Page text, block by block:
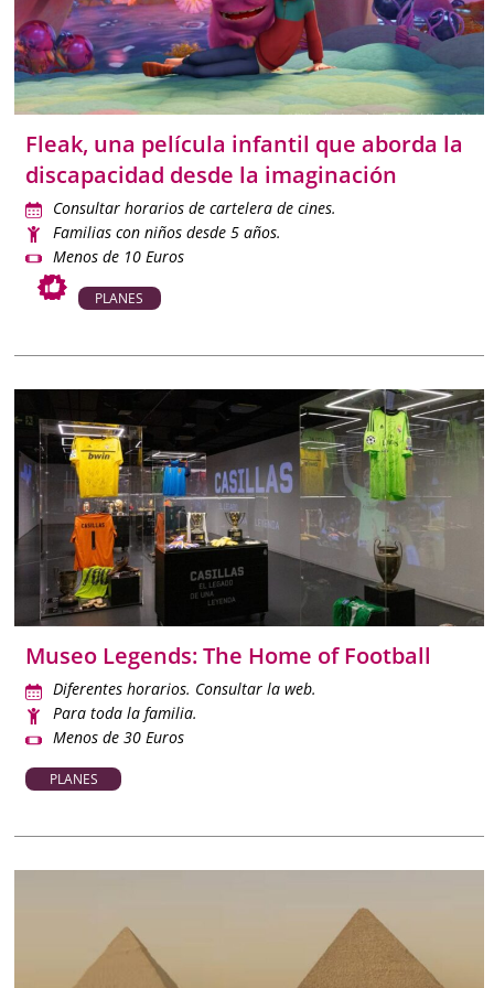
Fleak, una película infantil que aborda la
discapacidad desde la imaginación
Consultar horarios de cartelera de cines.
Familias con niños desde 5 años.
Menos de 10 Euros
PLANES
Museo Legends: The Home of Football
Diferentes horarios. Consultar la web.
Para toda la familia.
Menos de 30 Euros
PLANES